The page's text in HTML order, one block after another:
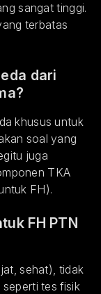
sangat tinggi.
terbatas
dari
khusus untuk
soal yang
juga
TKA
FH).
FH PTN
sehat), tidak
tes fisik